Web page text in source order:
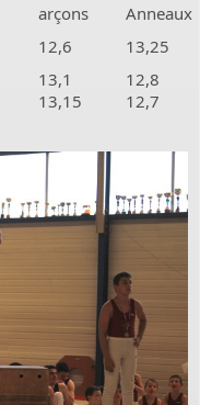
arçons
Anneaux
12,6
13,25
13,1
12,8
13,15 12,7